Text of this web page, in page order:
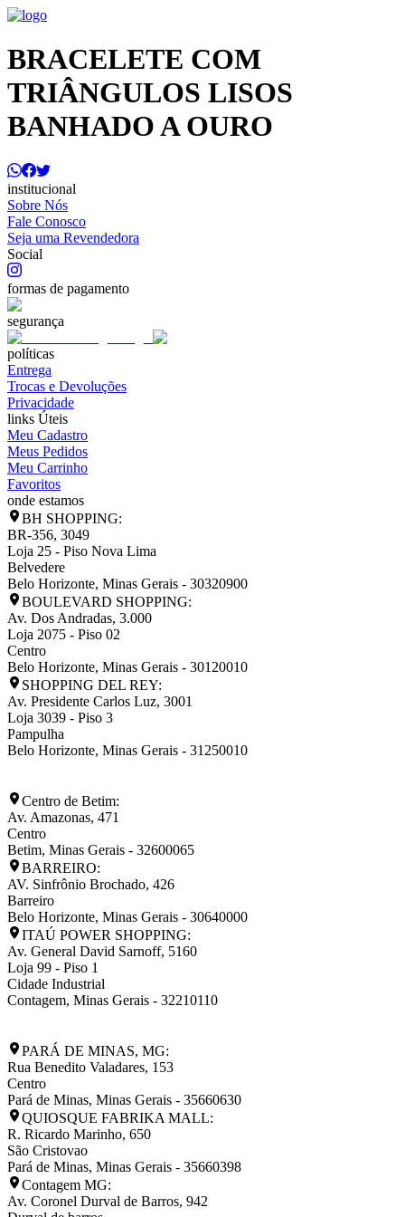
BRACELETE COM
TRIÂNGULOS LISOS
BANHADO A OURO
institucional
Sobre Nós
Fale Conosco
Seja uma Revendedora
Social
formas de pagamento
segurança
políticas
Entrega
Trocas e Devoluções
Privacidade
links Úteis
Meu Cadastro
Meus Pedidos
Meu Carrinho
Favoritos
onde estamos
BH SHOPPING:
BR-356, 3049
Loja 25 - Piso Nova Lima
Belvedere
Belo Horizonte, Minas Gerais - 30320900
BOULEVARD SHOPPING:
Av. Dos Andradas, 3.000
Loja 2075 - Piso 02
Centro
Belo Horizonte, Minas Gerais - 30120010
SHOPPING DEL REY:
Av. Presidente Carlos Luz, 3001
Loja 3039 - Piso 3
Pampulha
Belo Horizonte, Minas Gerais - 31250010
Centro de Betim:
Av. Amazonas, 471
Centro
Betim, Minas Gerais - 32600065
BARREIRO:
AV. Sinfrônio Brochado, 426
Barreiro
Belo Horizonte, Minas Gerais - 30640000
ITAÚ POWER SHOPPING:
Av. General David Sarnoff, 5160
Loja 99 - Piso 1
Cidade Industrial
Contagem, Minas Gerais - 32210110
PARÁ DE MINAS, MG:
Rua Benedito Valadares, 153
Centro
Pará de Minas, Minas Gerais - 35660630
QUIOSQUE FABRIKA MALL:
R. Ricardo Marinho, 650
São Cristovao
Pará de Minas, Minas Gerais - 35660398
Contagem MG:
Av. Coronel Durval de Barros, 942